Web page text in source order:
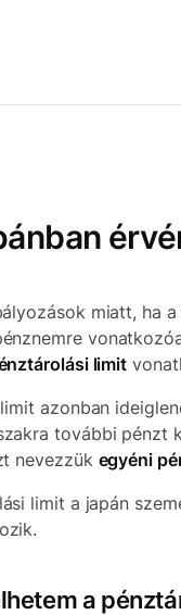
miatt, ha
limit
azonban
további pénzt
nevezzük egyéni
limit a japán
a